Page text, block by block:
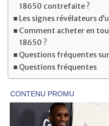
18650 contrefaite ?
Les signes révélateurs
Comment acheter en
18650 ?
Questions fréquentes
Questions fréquentes